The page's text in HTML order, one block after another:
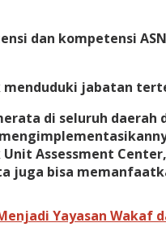
dan kompetensi
jabatan
di seluruh
Assessment
juga bisa
Yayasan Wakaf